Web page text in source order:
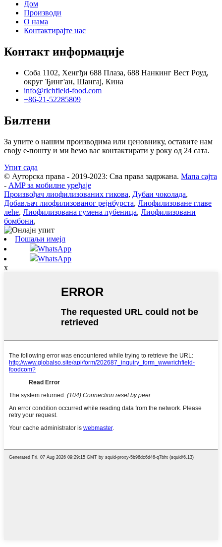
Дом
Производи
О нама
Контактирајте нас
Контакт информације
Соба 1102, Хенгђи 688 Плаза, 688 Нанкинг Вест Роуд,
округ Ђинг'ан, Шангај, Кина
info@richfield-food.com
+86-21-52285809
Билтени
За упите о нашим производима или ценовнику, оставите нам
своју е-пошту и ми ћемо вас контактирати у року од 24 сата.
Упит сада
© Ауторска права - 2019-2023: Сва права задржана. Мапа сајта
- AMP за мобилне уређаје
Произвођач лиофилизованих гикова, Дубаи чоколада,
Добављач лиофилизованог рејнбурста, Лиофилизоване главе
леће, Лиофилизована гумена лубеница, Лиофилизовани
бомбони,
Пошаљи имејл
WhatsApp
WhatsApp
x